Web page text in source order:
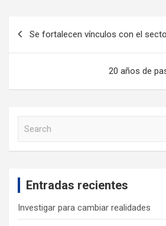
Se fortalecen vínculos con el
20 años de
Entradas recientes
Investigar para cambiar realidades